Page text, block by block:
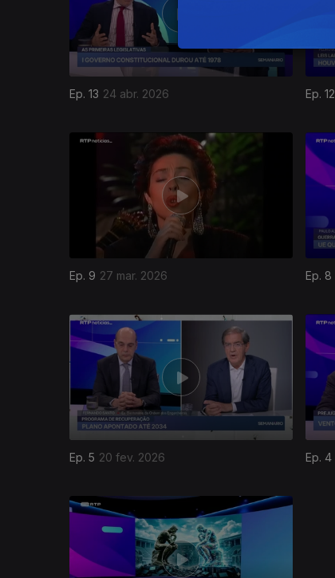
Ep. 13 24 abr. 2026 Ep. 12
Ep. 9 27 mar. 2026 Ep. 8
Ep. 5 20 fev. 2026 Ep. 4
901385
899697